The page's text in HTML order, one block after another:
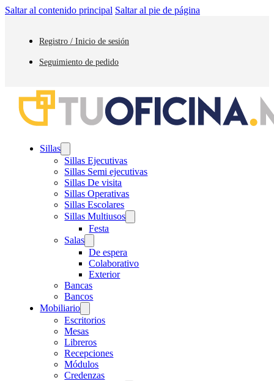
Saltar al contenido principal Saltar al pie de página
Registro / Inicio de sesión
Seguimiento de pedido
Sillas
Sillas Ejecutivas
Sillas Semi ejecutivas
Sillas De visita
Sillas Operativas
Sillas Escolares
Sillas Multiusos
Festa
Salas
De espera
Colaborativo
Exterior
Bancas
Bancos
Mobiliario
Escritorios
Mesas
Libreros
Recepciones
Módulos
Credenzas